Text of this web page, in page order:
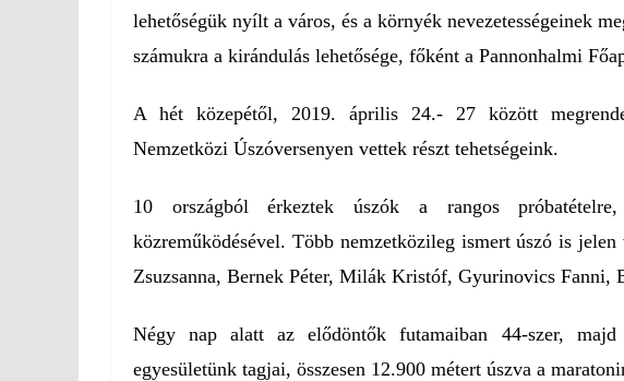
lehetőségük nyílt a város, és a környék nevezetességeinek
számukra a kirándulás lehetősége, főként a Pannonhalmi
A hét közepétől, 2019. április 24.- 27 között
Nemzetközi Úszóversenyen vettek részt tehetségeink.
10 országból érkeztek úszók a rangos
közreműködésével. Több nemzetközileg ismert úszó is
Zsuzsanna, Bernek Péter, Milák Kristóf, Gyurinovics Fanni,
Négy nap alatt az elődöntők futamaiban 44-szer,
egyesületünk tagjai, összesen 12.900 métert úszva a